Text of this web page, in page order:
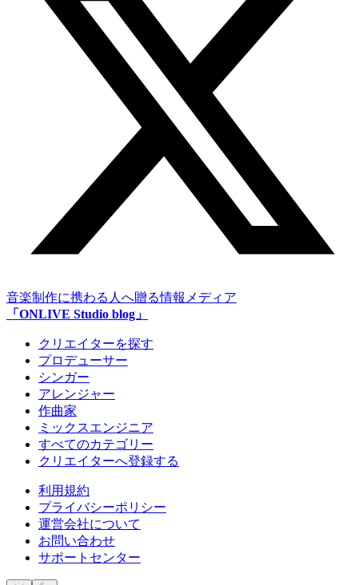
音楽制作に携わる人へ贈る情報メディア
「ONLIVE Studio blog」
クリエイターを探す
プロデューサー
シンガー
アレンジャー
作曲家
ミックスエンジニア
すべてのカテゴリー
クリエイターへ登録する
利用規約
プライバシーポリシー
運営会社について
お問い合わせ
サポートセンター